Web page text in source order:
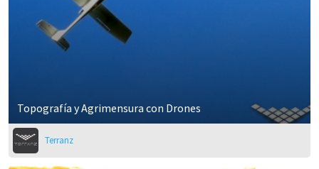
Topografía y Agrimensura con Drones
Terranz